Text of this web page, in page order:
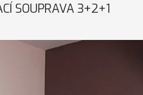
SOUPRAVA 3+2+1